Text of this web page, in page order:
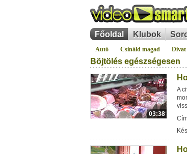
Főoldal Klubok
Autó Csináld magad Divat
Böjtölés egészségesen
03:38
A